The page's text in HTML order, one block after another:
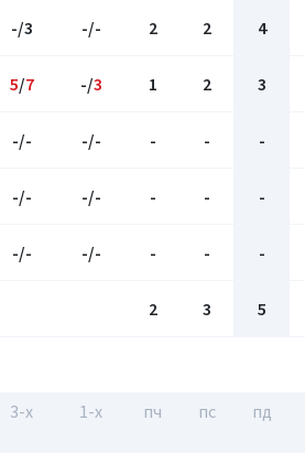
-/3 -/- 2 2 4
5/7 -/3 1 2 3
-/- -/- - - -
-/- -/- - - -
-/- -/- - - -
2 3 5
3-x 1-x пч пс пд